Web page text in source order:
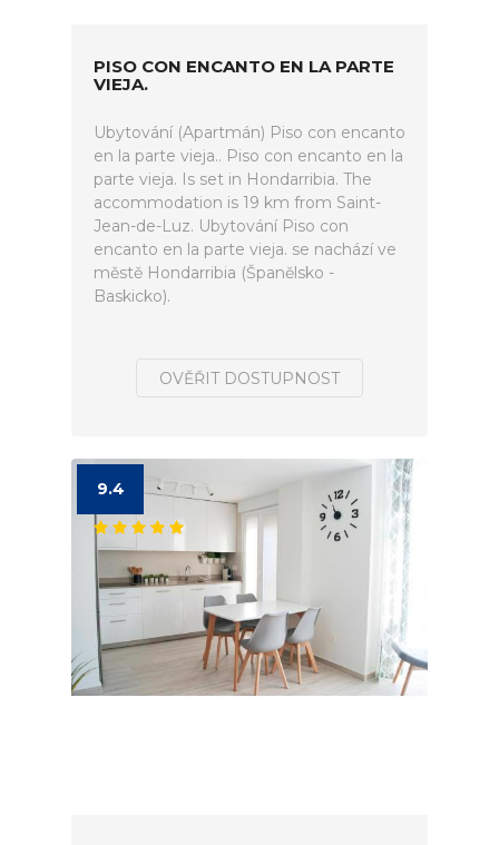
PISO CON ENCANTO EN LA PARTE
VIEJA.
Ubytování (Apartmán) Piso con encanto
en la parte vieja.. Piso con encanto en la
parte vieja. Is set in Hondarribia. The
accommodation is 19 km from Saint-
Jean-de-Luz. Ubytování Piso con
encanto en la parte vieja. se nachází ve
městě Hondarribia (Španělsko -
Baskicko).
OVĚŘIT DOSTUPNOST
9.4